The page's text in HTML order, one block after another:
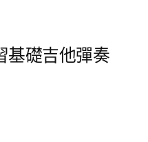
基礎吉他彈奏